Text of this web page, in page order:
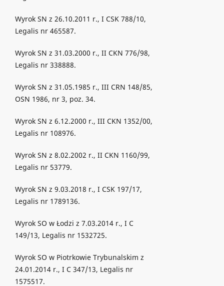
Wyrok SN z 26.10.2011 r., I CSK 788/10,
Legalis nr 465587.
Wyrok SN z 31.03.2000 r., II CKN 776/98,
Legalis nr 338888.
Wyrok SN z 31.05.1985 r., III CRN 148/85,
OSN 1986, nr 3, poz. 34.
Wyrok SN z 6.12.2000 r., III CKN 1352/00,
Legalis nr 108976.
Wyrok SN z 8.02.2002 r., II CKN 1160/99,
Legalis nr 53779.
Wyrok SN z 9.03.2018 r., I CSK 197/17,
Legalis nr 1789136.
Wyrok SO w Łodzi z 7.03.2014 r., I C
149/13, Legalis nr 1532725.
Wyrok SO w Piotrkowie Trybunalskim z
24.01.2014 r., I C 347/13, Legalis nr
1575517.